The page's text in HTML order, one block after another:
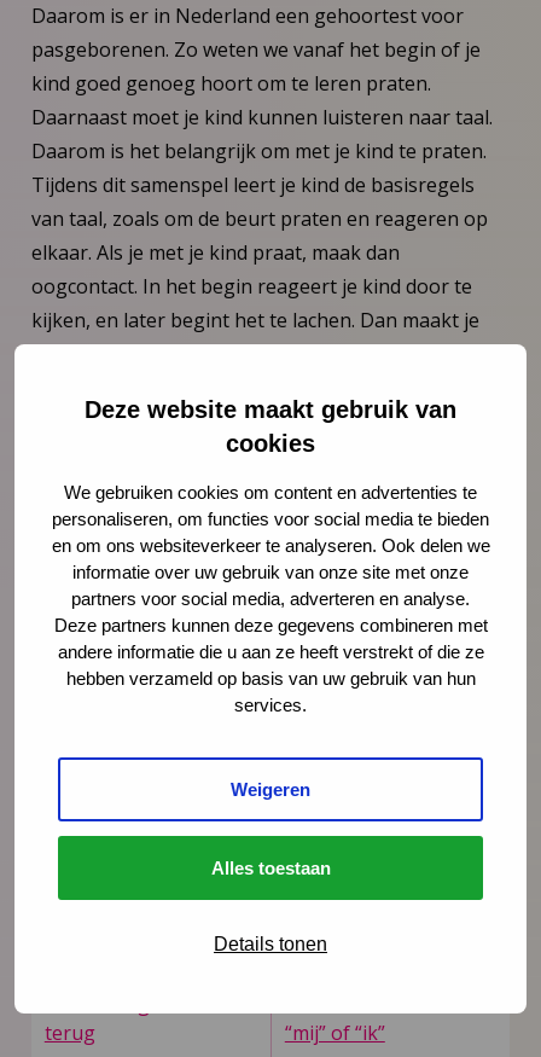
Deze website maakt gebruik van
cookies
We gebruiken cookies om content en advertenties te
personaliseren, om functies voor social media te bieden
en om ons websiteverkeer te analyseren. Ook delen we
informatie over uw gebruik van onze site met onze
partners voor social media, adverteren en analyse.
Deze partners kunnen deze gegevens combineren met
andere informatie die u aan ze heeft verstrekt of die ze
hebben verzameld op basis van uw gebruik van hun
services.
Weigeren
Alles toestaan
Details tonen
Daarom is er in Nederland een gehoortest voor
pasgeborenen. Zo weten we vanaf het begin of je
kind goed genoeg hoort om te leren praten.
Daarnaast moet je kind kunnen luisteren naar taal.
Daarom is het belangrijk om met je kind te praten.
Tijdens dit samenspel leert je kind de basisregels
van taal, zoals om de beurt praten en reageren op
elkaar. Als je met je kind praat, maak dan
oogcontact. In het begin reageert je kind door te
kijken, en later begint het te lachen. Dan maakt je
maakt je kind geluiden die als woorden kunnen
worden herkend, en later leert je kind echte
woorden. De woordenschat groeit steeds meer.
Rond 4 jaar vertelt je kind zelf spontane verhalen en
stelt het vragen zoals “waarom…?”. Omdat je veel tijd
met je kind doorbrengt, begrijp je elkaar het beste.
Je kind wordt steeds beter in praten, waardoor
anderen het ook beter zullen begrijpen.
Communicatie
toespreken
41. Zegt “zinnen” van 2
woorden
pop
terug
“mij” of “ik”